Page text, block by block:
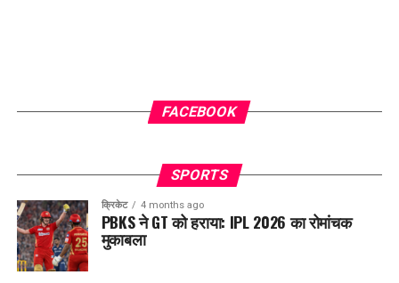
FACEBOOK
SPORTS
क्रिकेट 4 months ago
PBKS ने GT को हराया: IPL 2026 का रोमांचक
मुकाबला